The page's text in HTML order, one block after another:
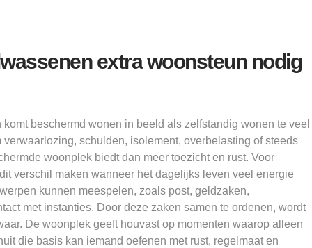
extra woonsteun nodig
beschermd wonen in beeld als zelfstandig wonen te veel
verwaarlozing, schulden, isolement, overbelasting of steeds
woonplek biedt dan meer toezicht en rust. Voor
verschil maken wanneer het dagelijks leven veel energie
kunnen meespelen, zoals post, geldzaken,
met instanties. Door deze zaken samen te ordenen, wordt
De woonplek geeft houvast op momenten waarop alleen
die basis kan iemand oefenen met rust, regelmaat en